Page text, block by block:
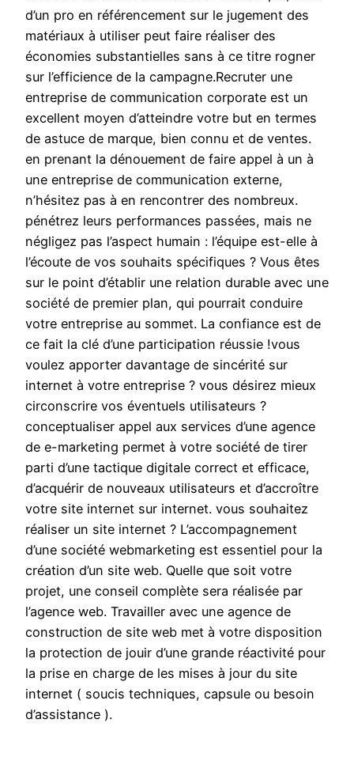
d’un pro en référencement sur le jugement des
matériaux à utiliser peut faire réaliser des
économies substantielles sans à ce titre rogner
sur l’efficience de la campagne.Recruter une
entreprise de communication corporate est un
excellent moyen d’atteindre votre but en termes
de astuce de marque, bien connu et de ventes.
en prenant la dénouement de faire appel à un à
une entreprise de communication externe,
n’hésitez pas à en rencontrer des nombreux.
pénétrez leurs performances passées, mais ne
négligez pas l’aspect humain : l’équipe est-elle à
l’écoute de vos souhaits spécifiques ? Vous êtes
sur le point d’établir une relation durable avec une
société de premier plan, qui pourrait conduire
votre entreprise au sommet. La confiance est de
ce fait la clé d’une participation réussie !vous
voulez apporter davantage de sincérité sur
internet à votre entreprise ? vous désirez mieux
circonscrire vos éventuels utilisateurs ?
conceptualiser appel aux services d’une agence
de e-marketing permet à votre société de tirer
parti d’une tactique digitale correct et efficace,
d’acquérir de nouveaux utilisateurs et d’accroître
votre site internet sur internet. vous souhaitez
réaliser un site internet ? L’accompagnement
d’une société webmarketing est essentiel pour la
création d’un site web. Quelle que soit votre
projet, une conseil complète sera réalisée par
l’agence web. Travailler avec une agence de
construction de site web met à votre disposition
la protection de jouir d’une grande réactivité pour
la prise en charge de les mises à jour du site
internet ( soucis techniques, capsule ou besoin
d’assistance ).